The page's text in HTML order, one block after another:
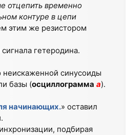
отцепить временно
контуре в цепи
этим же резистором
гетеродина.
неискаженной синусоиды
базы (осциллограмма а).
начинающих.» оставил
подбирая